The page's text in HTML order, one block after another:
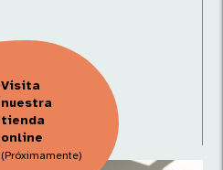
Visita
nuestra
tienda
online
(Próximamente)